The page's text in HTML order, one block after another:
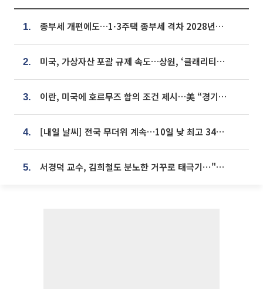
1. 종부세 개편에도…1·3주택 종부세 격차 2028년부터 확대
2. 미국, 가상자산 포괄 규제 속도…상원, ‘클래리티법’ 9월 절차투표 추진
3. 이란, 미국에 호르무즈 합의 조건 제시…美 “경기 아직 안 끝나” [종합]
4. [내일 날씨] 전국 무더위 계속…10일 낮 최고 34도 육박
5. 서경덕 교수, 김희철도 분노한 거꾸로 태극기⋯"엉터리는 아냐, 아쉬울 뿐"